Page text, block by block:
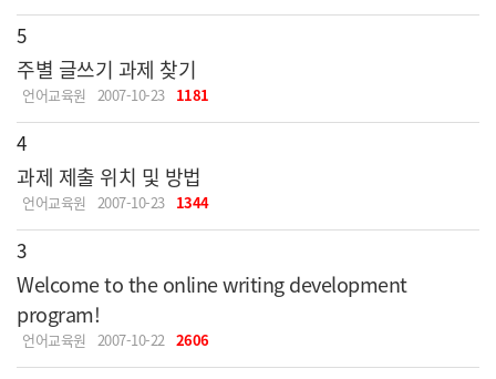
5
주별 글쓰기 과제 찾기
언어교육원 2007-10-23 1181
4
과제 제출 위치 및 방법
언어교육원 2007-10-23 1344
3
Welcome to the online writing development
program!
언어교육원 2007-10-22 2606